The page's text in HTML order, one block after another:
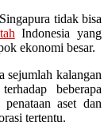
tidak bisa
Indonesia yang
ekonomi besar.
sejumlah kalangan
beberapa
aset dan
tertentu.